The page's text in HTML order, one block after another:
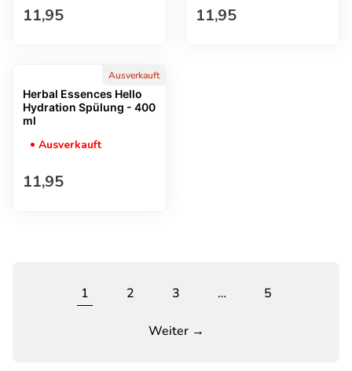
Regulärer Preis
11,95 Regulärer Preis
11,95
Ausverkauft
Herbal Essences Hello
Hydration Spülung - 400
ml
Ausverkauft
Regulärer Preis
11,95
1 2 3 … 5
Weiter →